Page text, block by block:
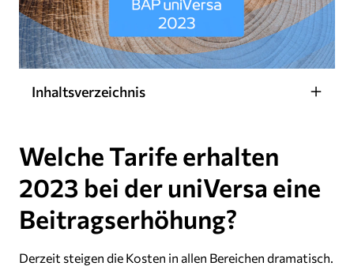
Inhaltsverzeichnis
Welche Tarife erhalten
2023 bei der uniVersa eine
Beitragserhöhung?
Derzeit steigen die Kosten in allen Bereichen dramatisch.